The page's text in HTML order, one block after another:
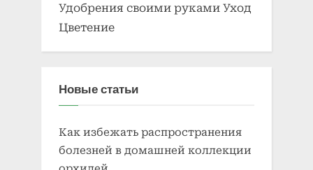
Удобрения своими руками Уход
Цветение
Новые статьи
Как избежать распространения
болезней в домашней коллекции